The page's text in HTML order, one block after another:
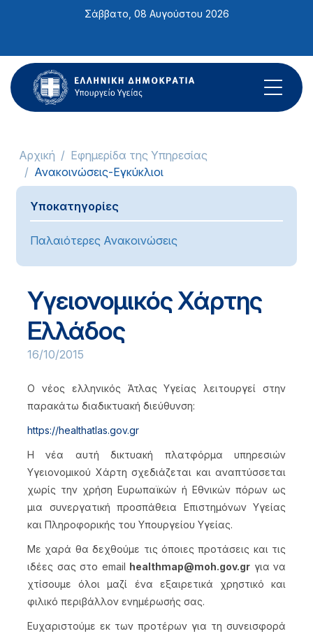
ιστότοπος
περιλαμβάνει
ένα
σύστημα
Σάββατο, 08 Αυγούστου 2026
Αρχική
Εφημερίδα της Υπηρεσίας
Ανακοινώσεις-Εγκύκλιοι
Υποκατηγορίες
Παλαιότερες Ανακοινώσεις
Υγειονομικός Χάρτης
Ελλάδος
16/10/2015
Ο νέος ελληνικός Άτλας Υγείας λειτουργεί στην
παρακάτω διαδικτυακή διεύθυνση:
https://healthatlas.gov.gr
Η νέα αυτή δικτυακή πλατφόρμα υπηρεσιών
Υγειονομικού Χάρτη σχεδιάζεται και αναπτύσσεται
χωρίς την χρήση Ευρωπαϊκών ή Εθνικών πόρων ως
μια συνεργατική προσπάθεια Επιστημόνων Υγείας
και Πληροφορικής του Υπουργείου Υγείας.
Με χαρά θα δεχθούμε τις όποιες προτάσεις και τις
ιδέες σας στο email healthmap@moh.gov.gr για να
χτίσουμε όλοι μαζί ένα εξαιρετικά χρηστικό και
φιλικό περιβάλλον ενημέρωσής σας.
Ευχαριστούμε εκ των προτέρων για τη συνεισφορά